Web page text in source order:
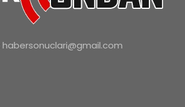
habersonuclari@gmail.com